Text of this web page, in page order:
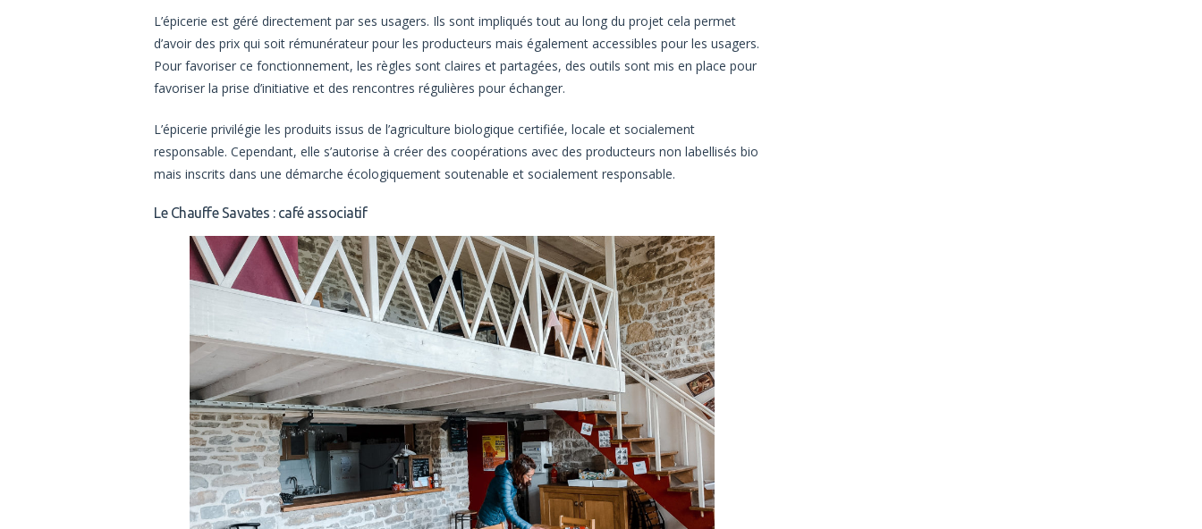
L’épicerie est géré directement par ses usagers. Ils sont impliqués tout au long du projet cela permet
d’avoir des prix qui soit rémunérateur pour les producteurs mais également accessibles pour les usagers.
Pour favoriser ce fonctionnement, les règles sont claires et partagées, des outils sont mis en place pour
favoriser la prise d’initiative et des rencontres régulières pour échanger.
L’épicerie privilégie les produits issus de l’agriculture biologique certifiée, locale et socialement
responsable. Cependant, elle s’autorise à créer des coopérations avec des producteurs non labellisés bio
mais inscrits dans une démarche écologiquement soutenable et socialement responsable.
Le Chauffe Savates : café associatif